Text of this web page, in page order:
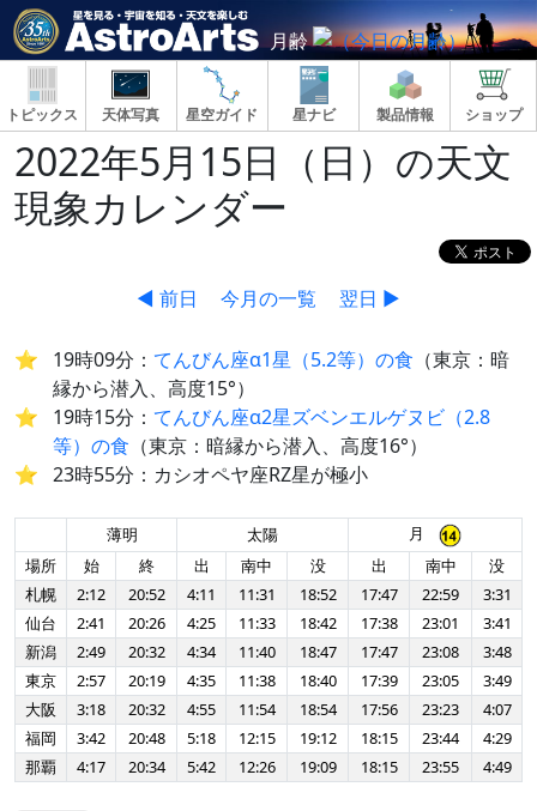
月齢
トピックス 天体写真 星空ガイド 星ナビ 製品情報 ショップ
2022年5月15日（日）の天文
現象カレンダー
◀ 前日 今月の一覧 翌日 ▶
19時09分： てんびん座α1星（5.2等）の食 （東京：暗
縁から潜入、高度15°）
19時15分： てんびん座α2星ズベンエルゲヌビ（2.8
等）の食 （東京：暗縁から潜入、高度16°）
23時55分：カシオペヤ座RZ星が極小
薄明 太陽
月
場所
始 終 出 南中 没 出 南中
没
札幌
2:12 20:52 4:11 11:31 18:52 17:47 22:59
3:31
仙台
2:41 20:26 4:25 11:33 18:42 17:38 23:01
3:41
新潟
2:49 20:32 4:34 11:40 18:47 17:47 23:08
3:48
東京
2:57 20:19 4:35 11:38 18:40 17:39 23:05
3:49
大阪
3:18 20:32 4:55 11:54 18:54 17:56 23:23
4:07
福岡
3:42 20:48 5:18 12:15 19:12 18:15 23:44
4:29
那覇
4:17 20:34 5:42 12:26 19:09 18:15 23:55 4:49